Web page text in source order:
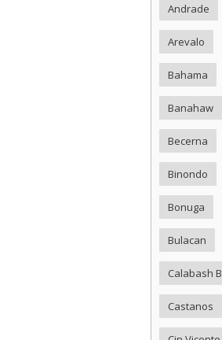
Andrade
Arevalo
Bahama
Banahaw
Becerna
Binondo
Bonuga
Bulacan
Calabash B
Castanos